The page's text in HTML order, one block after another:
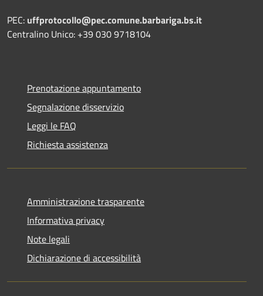
PEC: uffprotocollo@pec.comune.barbariga.bs.it
Centralino Unico: +39 030 9718104
Prenotazione appuntamento
Segnalazione disservizio
Leggi le FAQ
Richiesta assistenza
Amministrazione trasparente
Informativa privacy
Note legali
Dichiarazione di accessibilità